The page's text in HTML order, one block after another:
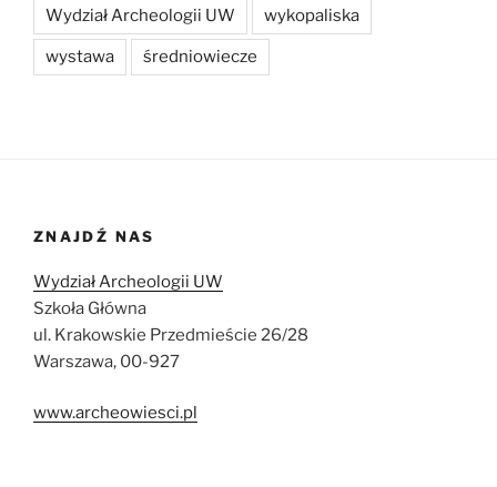
Wydział Archeologii UW wykopaliska
wystawa średniowiecze
ZNAJDŹ NAS
Wydział Archeologii UW
Szkoła Główna
ul. Krakowskie Przedmieście 26/28
Warszawa, 00-927
www.archeowiesci.pl